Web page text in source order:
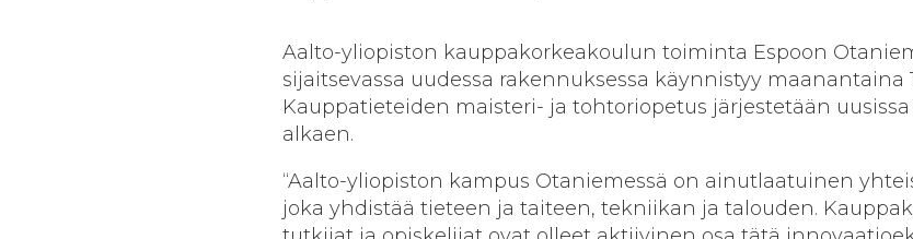
Aalto-yliopiston kauppakorkeakoulun toiminta Espoon
sijaitsevassa uudessa rakennuksessa käynnistyy maanantaina
Kauppatieteiden maisteri- ja tohtoriopetus järjestetään uusissa
alkaen.
“Aalto-yliopiston kampus Otaniemessä on ainutlaatuinen
joka yhdistää tieteen ja taiteen, tekniikan ja talouden.